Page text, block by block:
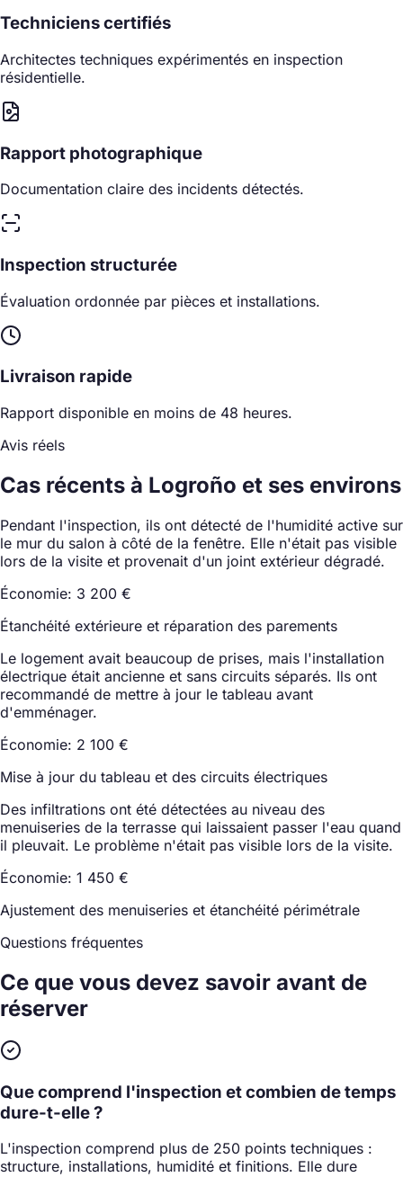
Techniciens certifiés
Architectes techniques expérimentés en inspection
résidentielle.
Rapport photographique
Documentation claire des incidents détectés.
Inspection structurée
Évaluation ordonnée par pièces et installations.
Livraison rapide
Rapport disponible en moins de 48 heures.
Avis réels
Cas récents à Logroño et ses environs
Pendant l'inspection, ils ont détecté de l'humidité active sur
le mur du salon à côté de la fenêtre. Elle n'était pas visible
lors de la visite et provenait d'un joint extérieur dégradé.
Économie: 3 200 €
Étanchéité extérieure et réparation des parements
Le logement avait beaucoup de prises, mais l'installation
électrique était ancienne et sans circuits séparés. Ils ont
recommandé de mettre à jour le tableau avant
d'emménager.
Économie: 2 100 €
Mise à jour du tableau et des circuits électriques
Des infiltrations ont été détectées au niveau des
menuiseries de la terrasse qui laissaient passer l'eau quand
il pleuvait. Le problème n'était pas visible lors de la visite.
Économie: 1 450 €
Ajustement des menuiseries et étanchéité périmétrale
Questions fréquentes
Ce que vous devez savoir avant de
réserver
Que comprend l'inspection et combien de temps
dure-t-elle ?
L'inspection comprend plus de 250 points techniques :
structure, installations, humidité et finitions. Elle dure